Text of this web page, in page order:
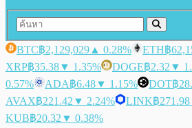
BTC฿2,129,029 ▲ 0.28% ETH฿
XRP฿35.38▼ 1.35% DOGE฿2.32 ▼
0.57%
ADA฿6.48▼ 1.15% DOT฿
AVAX฿221.42 ▼ 2.24% LINK฿271.98
KUB฿20.32 ▼ 0.38%